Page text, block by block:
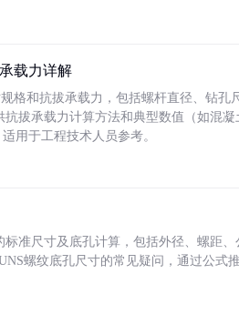
载力详解
格和抗拔承载力，包括螺杆直径、钻
抗拔承载力计算方法和典型数值（如混
用于工程技术人员参考。
标准尺寸及底孔计算，包括外径、螺距
螺纹底孔尺寸的常见疑问，通过公